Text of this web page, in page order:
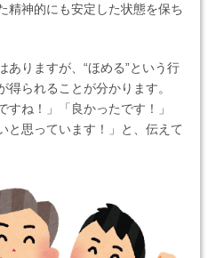
精神的にも安定した状態を保ち
ありますが、“ほめる”という行
られることが分かります。
すね！ 」「 良かったです！
」
と思っています！
」と、伝えて